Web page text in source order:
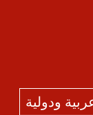
ودولية